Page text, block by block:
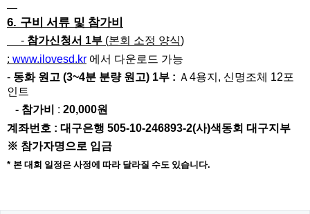
6. 구비 서류 및 참가비
- 참가신청서 1부 (본회 소정 양식)
: www.ilovesd.kr 에서 다운로드 가능
- 동화 원고 (3~4분 분량 원고) 1부 : Ａ 4용지 , 신명조체 12포
인트
- 참가비 : 20,000원
계좌번호 : 대구은행 505-10-246893-2(사)색동회 대구지부
※ 참가자명으로 입금
* 본 대회 일정은 사정에 따라 달라질 수도 있습니다.